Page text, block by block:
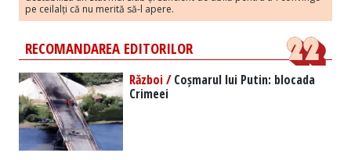
pe ceilalți că nu merită să-l apere.
RECOMANDAREA EDITORILOR
Război /Coșmarul lui Putin: blocada
Crimeei